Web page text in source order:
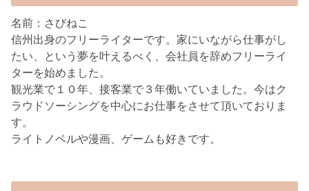
名前：さびねこ
信州出身のフリーライターです。家にいながら仕事がし
たい、という夢を叶えるべく、会社員を辞めフリーライ
ターを始めました。
観光業で１０年、接客業で３年働いていました。今はク
ラウドソーシングを中心にお仕事をさせて頂いておりま
す。
ライトノベルや漫画、ゲームも好きです。